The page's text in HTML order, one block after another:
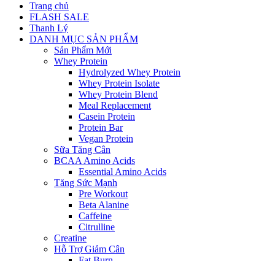
Trang chủ
FLASH SALE
Thanh Lý
DANH MỤC SẢN PHẨM
Sản Phẩm Mới
Whey Protein
Hydrolyzed Whey Protein
Whey Protein Isolate
Whey Protein Blend
Meal Replacement
Casein Protein
Protein Bar
Vegan Protein
Sữa Tăng Cân
BCAA Amino Acids
Essential Amino Acids
Tăng Sức Mạnh
Pre Workout
Beta Alanine
Caffeine
Citrulline
Creatine
Hỗ Trợ Giảm Cân